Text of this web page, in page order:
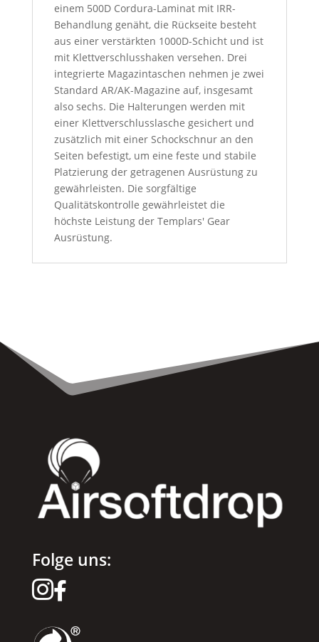
einem 500D Cordura-Laminat mit IRR-
Behandlung genäht, die Rückseite besteht
aus einer verstärkten 1000D-Schicht und ist
mit Klettverschlusshaken versehen. Drei
integrierte Magazintaschen nehmen je zwei
Standard AR/AK-Magazine auf, insgesamt
also sechs. Die Halterungen werden mit
einer Klettverschlusslasche gesichert und
zusätzlich mit einer Schockschnur an den
Seiten befestigt, um eine feste und stabile
Platzierung der getragenen Ausrüstung zu
gewährleisten. Die sorgfältige
Qualitätskontrolle gewährleistet die
höchste Leistung der Templars' Gear
Ausrüstung.
Folge uns:
